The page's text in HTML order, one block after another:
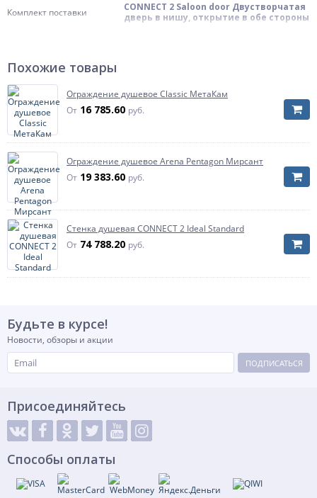
Комплект поставки
CONNECT 2 Saloon door Двустворчатая
дверь в нишу, открытие в обе стороны
Артикул
Габариты
900 мм
Похожие товары
Ограждение душевое Classic МетаКам
От 16 785.60 руб.
Ограждение душевое Arena Pentagon Мирсант
От 19 383.60 руб.
Стенка душевая CONNECT 2 Ideal Standard
От 74 788.20 руб.
Будьте в курсе!
Новости, обзоры и акции
ПОДПИСАТЬСЯ
Присоединяйтесь
Способы оплаты